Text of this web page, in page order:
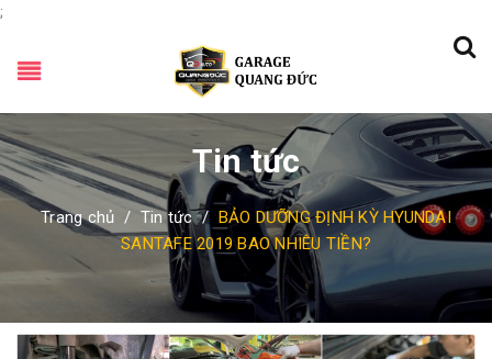
;
Tin tức
Trang chủ / Tin tức / BẢO DƯỠNG ĐỊNH KỲ HYUNDAI
SANTAFE 2019 BAO NHIÊU TIỀN?